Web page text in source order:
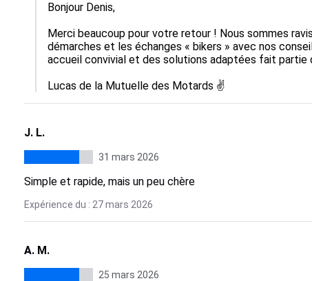
Bonjour Denis,
Merci beaucoup pour votre retour ! Nous sommes
démarches et les échanges « bikers » avec nos
accueil convivial et des solutions adaptées fait partie
Lucas de la Mutuelle des Motards ✌️
J. L.
31 mars 2026
Simple et rapide, mais un peu chère
Expérience du : 27 mars 2026
A. M.
25 mars 2026